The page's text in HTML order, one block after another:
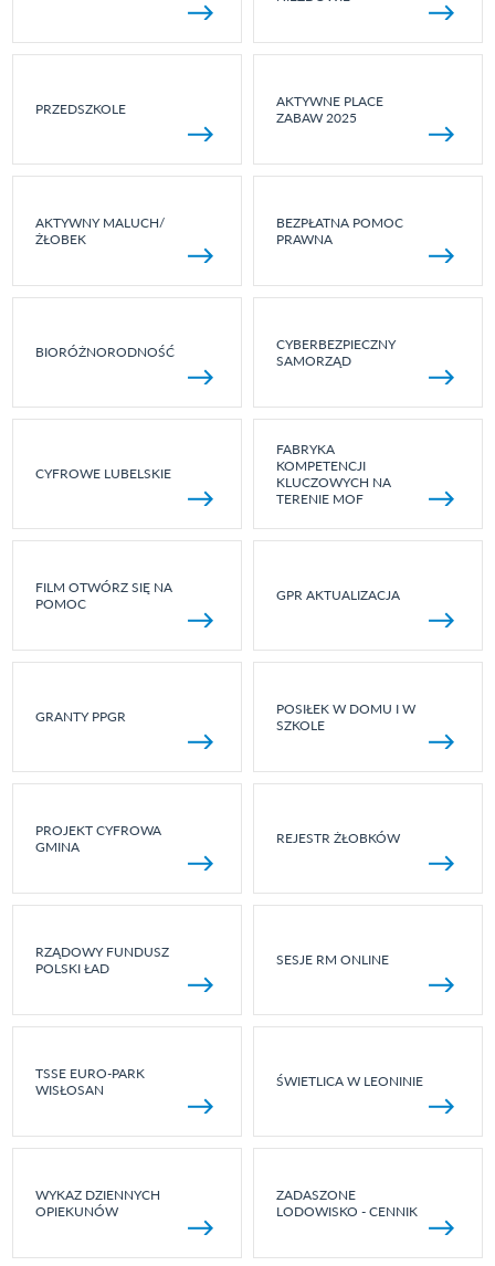
PRZEDSZKOLE
AKTYWNE PLACE
ZABAW 2025
AKTYWNY MALUCH/
ŻŁOBEK
BEZPŁATNA POMOC
PRAWNA
BIORÓŻNORODNOŚĆ
CYBERBEZPIECZNY
SAMORZĄD
CYFROWE LUBELSKIE
FABRYKA
KOMPETENCJI
KLUCZOWYCH NA
TERENIE MOF
FILM OTWÓRZ SIĘ NA
POMOC
GPR AKTUALIZACJA
GRANTY PPGR
POSIŁEK W DOMU I W
SZKOLE
PROJEKT CYFROWA
GMINA
REJESTR ŻŁOBKÓW
RZĄDOWY FUNDUSZ
POLSKI ŁAD
SESJE RM ONLINE
TSSE EURO-PARK
WISŁOSAN
ŚWIETLICA W LEONINIE
WYKAZ DZIENNYCH
OPIEKUNÓW
ZADASZONE
LODOWISKO - CENNIK